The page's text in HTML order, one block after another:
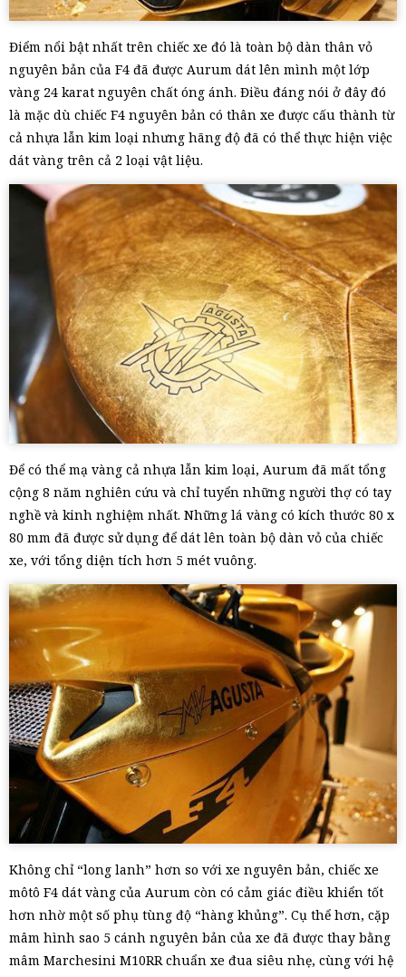
Điểm nổi bật nhất trên chiếc xe đó là toàn bộ dàn thân vỏ
nguyên bản của F4 đã được Aurum dát lên mình một lớp
vàng 24 karat nguyên chất óng ánh. Điều đáng nói ở đây đó
là mặc dù chiếc F4 nguyên bản có thân xe được cấu thành từ
cả nhựa lẫn kim loại nhưng hãng độ đã có thể thực hiện việc
dát vàng trên cả 2 loại vật liệu.
Để có thể mạ vàng cả nhựa lẫn kim loại, Aurum đã mất tổng
cộng 8 năm nghiên cứu và chỉ tuyển những người thợ có tay
nghề và kinh nghiệm nhất. Những lá vàng có kích thước 80 x
80 mm đã được sử dụng để dát lên toàn bộ dàn vỏ của chiếc
xe, với tổng diện tích hơn 5 mét vuông.
Không chỉ “long lanh” hơn so với xe nguyên bản, chiếc xe
môtô F4 dát vàng của Aurum còn có cảm giác điều khiển tốt
hơn nhờ một số phụ tùng độ “hàng khủng”. Cụ thể hơn, cặp
mâm hình sao 5 cánh nguyên bản của xe đã được thay bằng
mâm Marchesini M10RR chuẩn xe đua siêu nhẹ, cùng với hệ